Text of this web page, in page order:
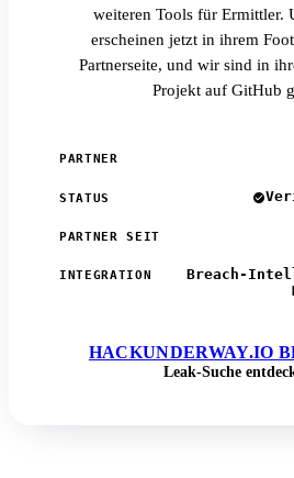
weiteren Tools für Ermittler.
erscheinen jetzt in ihrem
Partnerseite, und wir sind in
Projekt auf GitHub
PARTNER
STATUS
PARTNER SEIT
INTEGRATION
Breach-
HACKUNDERWAY.IO
Leak-Suche